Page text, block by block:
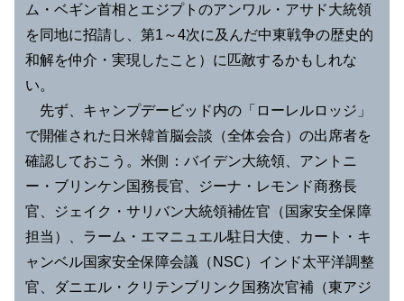
ム・ベギン首相とエジプトのアンワル・アサド大統領
を同地に招請し、第1～4次に及んだ中東戦争の歴史的
和解を仲介・実現したこと）に匹敵するかもしれな
い。
先ず、キャンプデービッド内の「ローレルロッジ」
で開催された日米韓首脳会談（全体会合）の出席者を
確認しておこう。米側：バイデン大統領、アントニ
ー・ブリンケン国務長官、ジーナ・レモンド商務長
官、ジェイク・サリバン大統領補佐官（国家安全保障
担当）、ラーム・エマニュエル駐日大使、カート・キ
ャンベル国家安全保障会議（NSC）インド太平洋調整
官、ダニエル・クリテンブリンク国務次官補（東アジ